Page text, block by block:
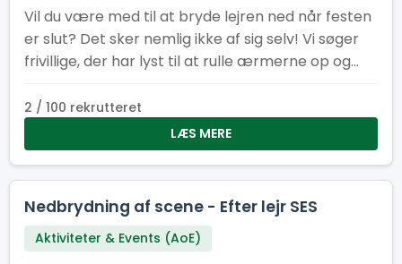
Vil du være med til at bryde lejren ned når festen
er slut? Det sker nemlig ikke af sig selv! Vi søger
frivillige, der har lyst til at rulle ærmerne op og
2 / 100 rekrutteret
LÆS MERE
Nedbrydning af scene - Efter lejr SES
Aktiviteter & Events (AoE)